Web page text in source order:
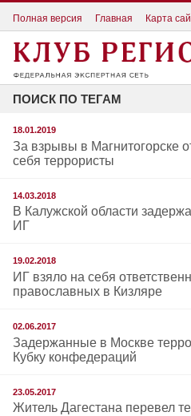
Полная версия Главная Карта
ПОИСК ПО ТЕГАМ
18.01.2019
За взрывы в Магнитогорске
себя террористы
14.03.2018
В Калужской области
ИГ
19.02.2018
ИГ взяло на себя
православных в Кизляре
02.06.2017
Задержанные в Москве
Кубку конфедераций
23.05.2017
Житель Дагестана перевел